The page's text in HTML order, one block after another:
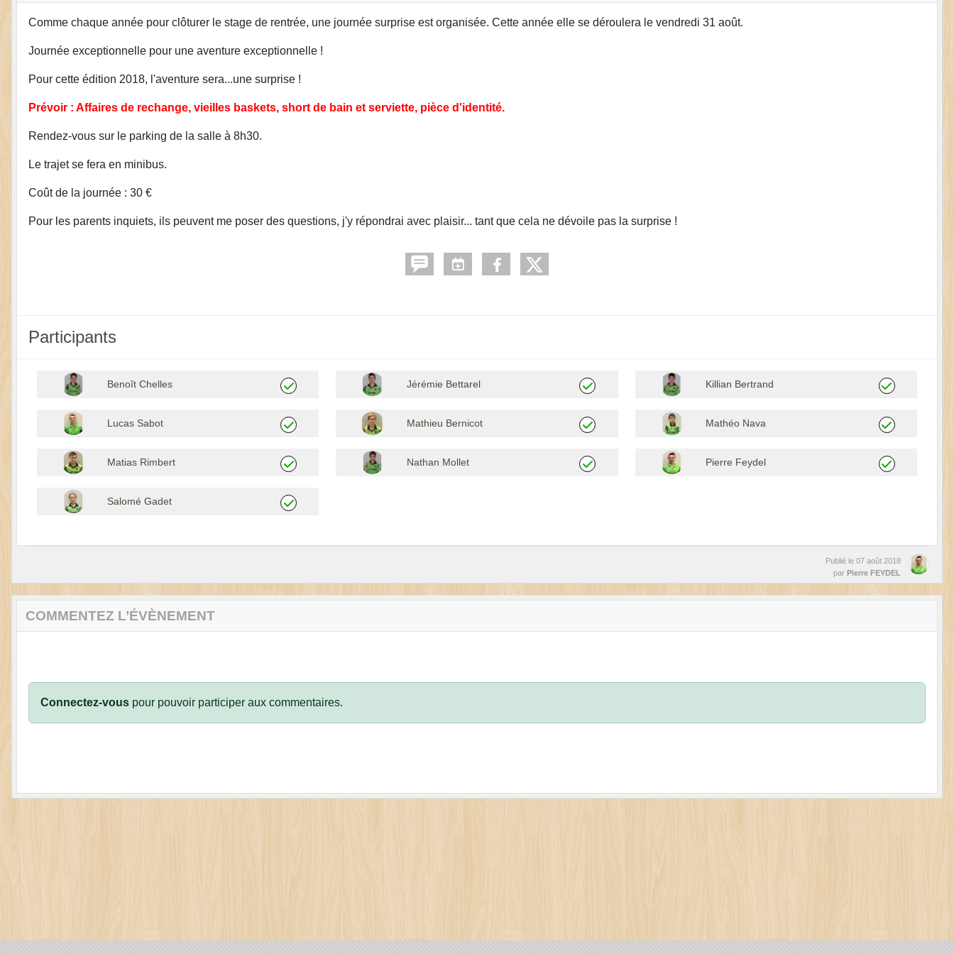
Comme chaque année pour clôturer le stage de rentrée, une journée surprise est organisée. Cette année elle se déroulera le vendredi 31 août.
Journée exceptionnelle pour une aventure exceptionnelle !
Pour cette édition 2018, l'aventure sera...une surprise !
Prévoir : Affaires de rechange, vieilles baskets, short de bain et serviette, pièce d'identité.
Rendez-vous sur le parking de la salle à 8h30.
Le trajet se fera en minibus.
Coût de la journée : 30 €
Pour les parents inquiets, ils peuvent me poser des questions, j'y répondrai avec plaisir... tant que cela ne dévoile pas la surprise !
Participants
Benoît Chelles Jérémie Bettarel Killian Bertrand
Lucas Sabot Mathieu Bernicot Mathéo Nava
Matias Rimbert Nathan Mollet Pierre Feydel
Salomé Gadet
Publié le 07 août 2018
par Pierre FEYDEL
COMMENTEZ L’ÉVÈNEMENT
Connectez-vous pour pouvoir participer aux commentaires.